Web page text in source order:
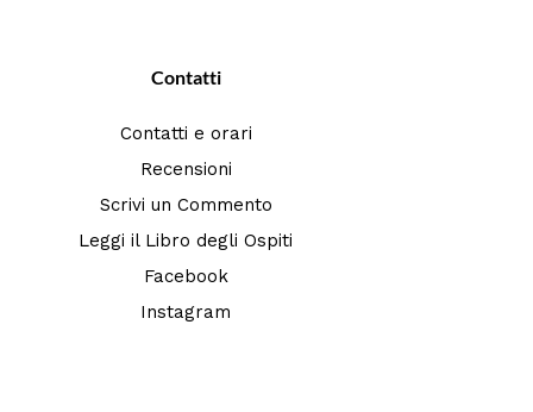
Contatti
Contatti e orari
Recensioni
Scrivi un Commento
Leggi il Libro degli Ospiti
Facebook
Instagram